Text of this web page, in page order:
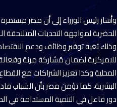
الحضرية لمواجهة التحديات
وذلك بُغية توفير وظائف ودعم
للامركزية لضمان مُشاركة مرنة
المحلية وكذا تعزيز الشراكات مع
البشرية، كما تؤمن مصر بأن الشباب
دور فاعل في التنمية المستدامة في